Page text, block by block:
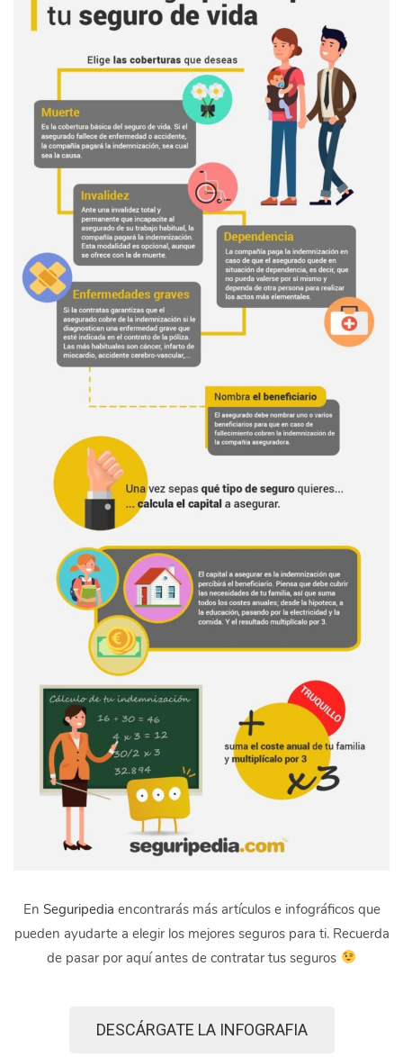
Esperamos que sea de ayuda.
En Seguripedia encontrarás más artículos e infográficos que
pueden ayudarte a elegir los mejores seguros para ti. Recuerda
de pasar por aquí antes de contratar tus seguros
DESCÁRGATE LA INFOGRAFIA